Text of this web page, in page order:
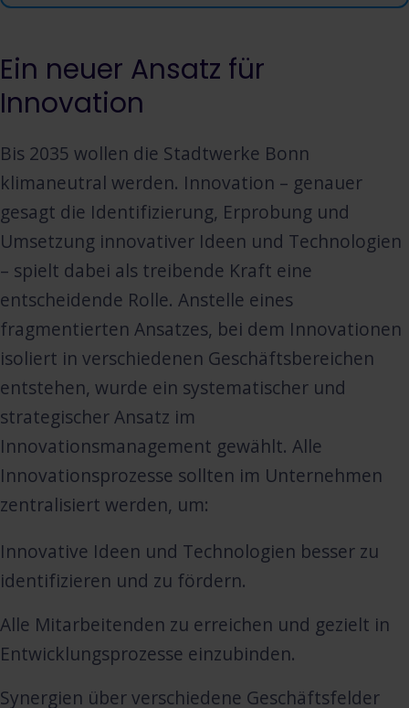
Ein neuer Ansatz für
Innovation
Bis 2035 wollen die Stadtwerke Bonn
klimaneutral werden. Innovation – genauer
gesagt die Identifizierung, Erprobung und
Umsetzung innovativer Ideen und Technologien
– spielt dabei als treibende Kraft eine
entscheidende Rolle. Anstelle eines
fragmentierten Ansatzes, bei dem Innovationen
isoliert in verschiedenen Geschäftsbereichen
entstehen, wurde ein systematischer und
strategischer Ansatz im
Innovationsmanagement gewählt. Alle
Innovationsprozesse sollten im Unternehmen
zentralisiert werden, um:
Innovative Ideen und Technologien besser zu
identifizieren und zu fördern.
Alle Mitarbeitenden zu erreichen und gezielt in
Entwicklungsprozesse einzubinden.
Synergien über verschiedene Geschäftsfelder